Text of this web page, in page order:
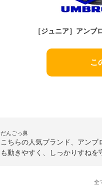
こ
だんごっ鼻
こちらの人気ブランド、アン
も動きやすく、しっかりすねを
全